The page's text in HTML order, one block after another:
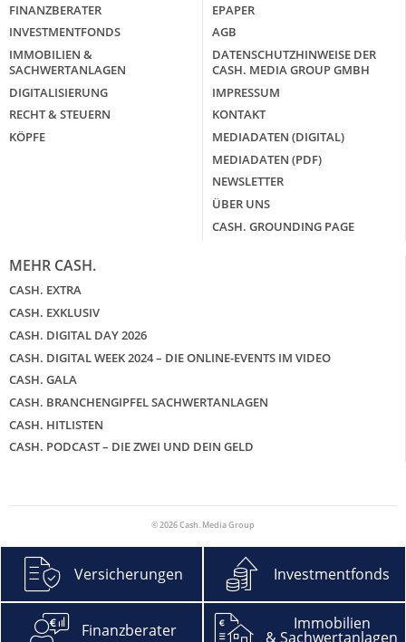
FINANZBERATER
INVESTMENTFONDS
IMMOBILIEN &
SACHWERTANLAGEN
DIGITALISIERUNG
RECHT & STEUERN
KÖPFE
EPAPER
AGB
DATENSCHUTZHINWEISE DER
CASH. MEDIA GROUP GMBH
IMPRESSUM
KONTAKT
MEDIADATEN (DIGITAL)
MEDIADATEN (PDF)
NEWSLETTER
ÜBER UNS
CASH. GROUNDING PAGE
MEHR CASH.
CASH. EXTRA
CASH. EXKLUSIV
CASH. DIGITAL DAY 2026
CASH. DIGITAL WEEK 2024 – DIE ONLINE-EVENTS IM VIDEO
CASH. GALA
CASH. BRANCHENGIPFEL SACHWERTANLAGEN
CASH. HITLISTEN
CASH. PODCAST – DIE ZWEI UND DEIN GELD
© 2026 Cash. Media Group
Versicherungen Investmentfonds
Finanzberater Immobilien
& Sachwertanlagen